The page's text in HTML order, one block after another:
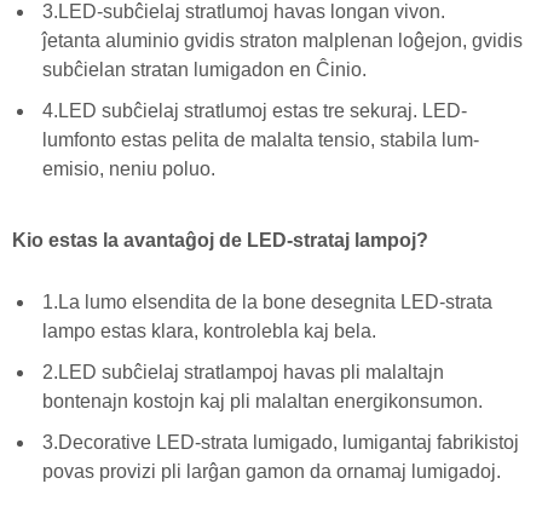
3.LED-subĉielaj stratlumoj havas longan vivon.
ĵetanta aluminio gvidis straton malplenan loĝejon, gvidis
subĉielan stratan lumigadon en Ĉinio.
4.LED subĉielaj stratlumoj estas tre sekuraj. LED-
lumfonto estas pelita de malalta tensio, stabila lum-
emisio, neniu poluo.
Kio estas la avantaĝoj de LED-strataj lampoj?
1.La lumo elsendita de la bone desegnita LED-strata
lampo estas klara, kontrolebla kaj bela.
2.LED subĉielaj stratlampoj havas pli malaltajn
bontenajn kostojn kaj pli malaltan energikonsumon.
3.Decorative LED-strata lumigado, lumigantaj fabrikistoj
povas provizi pli larĝan gamon da ornamaj lumigadoj.